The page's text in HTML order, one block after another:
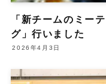
「新チームのミー
グ」行いました
2026年4月3日